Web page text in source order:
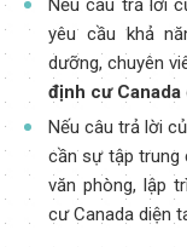
Nếu câu trả lời
yêu cầu khả
dưỡng, chuyên
định cư Canada
Nếu câu trả lời
cần sự tập trung
văn phòng, lập
cư Canada diện